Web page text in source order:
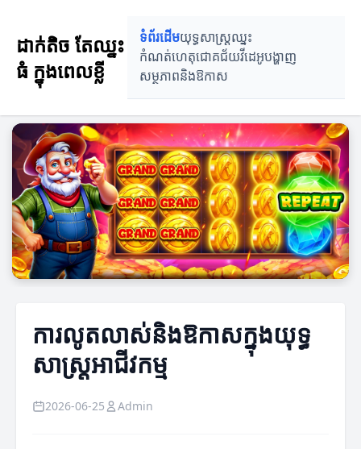
ដាក់តិច តែឈ្នះ
ធំ ក្នុងពេលខ្លី
ទំព័រដើមយុទ្ធសាស្រ្តឈ្នះ
កំណត់ហេតុជោគជ័យវីដេអូបង្ហាញ
សម្ថភាពនិងឱកាស
ការលូតលាស់និងឱកាសក្នុងយុទ្ធ
សាស្ត្រអាជីវកម្ម
2026-06-25 Admin